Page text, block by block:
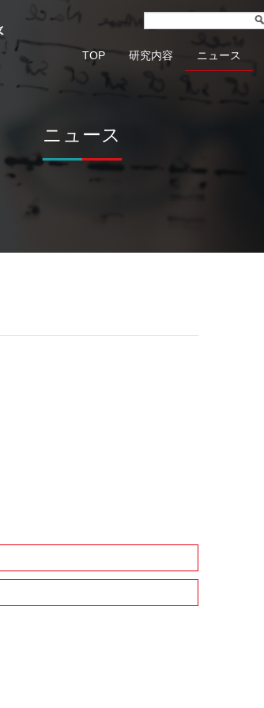
TOP 研究内容 ニュース
ニュース